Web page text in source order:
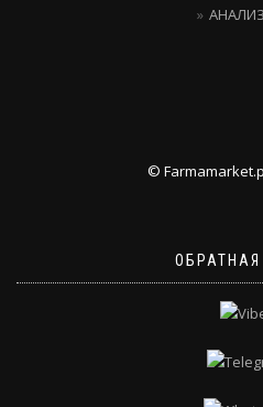
©
ОБРАТНАЯ